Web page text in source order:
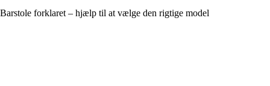
Barstole forklaret – hjælp til at vælge den rigtige model